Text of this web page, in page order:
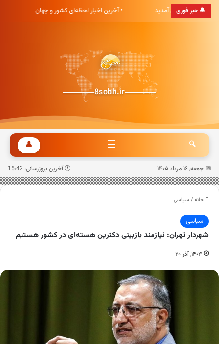
🔔 خبر فوری
هشت صبح خوش آمدید • آخرین اخبار لحظه‌ای کشور و جهان
8sobh.ir
🔍
☰
👤
📅 جمعه, ۱۶ مرداد ۱۴۰۵ 🕐 آخرین بروزرسانی: 15:42
خانه / سیاسی
سیاسی
شهردار تهران: نیازمند بازبینی دکترین هسته‌ای در کشور هستیم
۱۴۰۳, آذر ۲۰